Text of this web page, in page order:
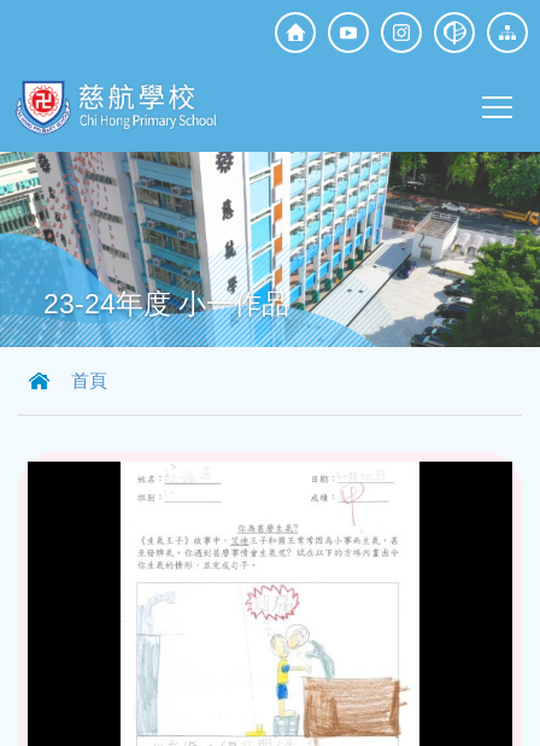
Top
Social
23-24年度 小一作品
導
航
首頁